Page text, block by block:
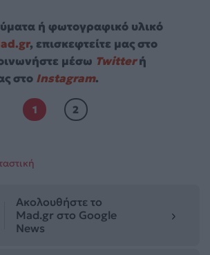
ή φωτογραφικό υλικό
, επισκεφτείτε μας στο
μέσω Twitterή
στο Instagram.
1 2
Ακολουθήστε το
Mad.gr στο Google
News